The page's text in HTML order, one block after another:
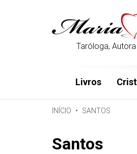
Taróloga,
Livros
INÍCIO SANTOS
Santos